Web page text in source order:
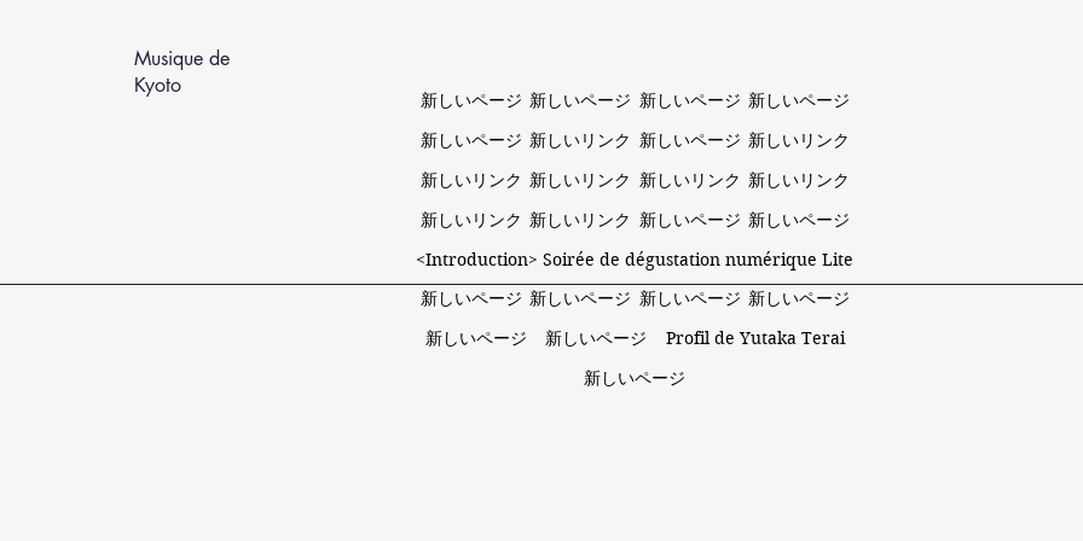
Musique de
Kyoto
新しいページ 新しいページ 新しいページ 新しいページ
新しいページ 新しいリンク 新しいページ 新しいリンク
新しいリンク 新しいリンク 新しいリンク 新しいリンク
新しいリンク 新しいリンク 新しいページ 新しいページ
<Introduction> Soirée de dégustation numérique Lite
新しいページ 新しいページ 新しいページ 新しいページ
新しいページ
新しいページ
Profil de Yutaka Terai
新しいページ